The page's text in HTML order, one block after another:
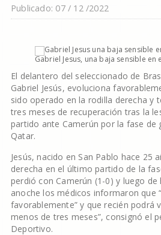
Publicado: 07 / 12 /2022
Gabriel Jesus, una baja sensible en
El delantero del seleccionado de
Gabriel Jesús, evoluciona
sido operado en la rodilla derecha y
tres meses de recuperación tras la
partido ante Camerún por la fase de
Qatar.
Jesús, nacido en San Pablo hace 25
derecha en el último partido de la
perdió con Camerún (1-0) y luego
anoche los médicos informaron que
favorablemente” y que recién podrá
menos de tres meses”, consignó el
Deportivo.